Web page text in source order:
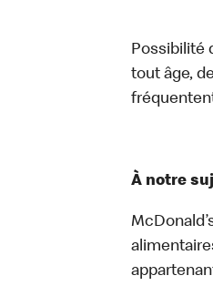
Possibilité
tout âge,
À notre